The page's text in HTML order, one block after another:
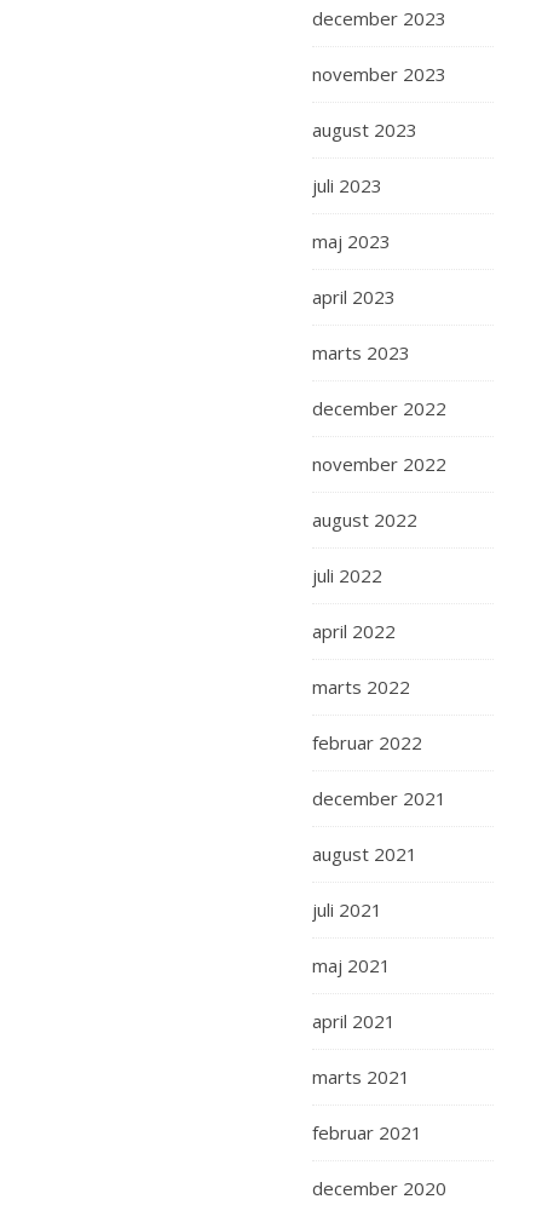
december 2023
november 2023
august 2023
juli 2023
maj 2023
april 2023
marts 2023
december 2022
november 2022
august 2022
juli 2022
april 2022
marts 2022
februar 2022
december 2021
august 2021
juli 2021
maj 2021
april 2021
marts 2021
februar 2021
december 2020